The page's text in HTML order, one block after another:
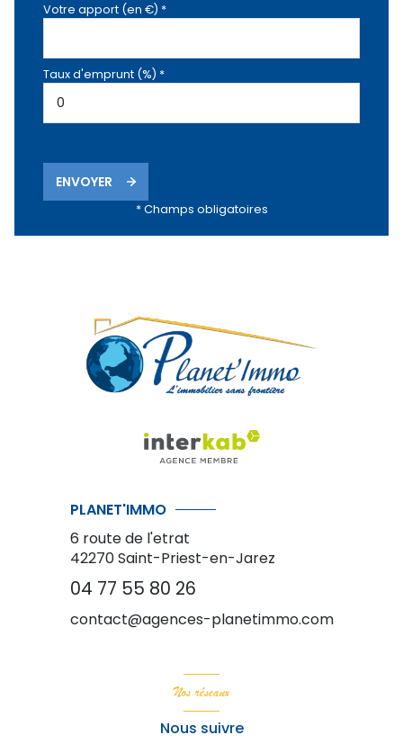
Votre apport (en €) *
Taux d'emprunt (%) *
ENVOYER
* Champs obligatoires
PLANET'IMMO
6 route de l'etrat
42270Saint-Priest-en-Jarez
04 77 55 80 26
contact@agences-planetimmo.com
Nos réseaux
Nous suivre